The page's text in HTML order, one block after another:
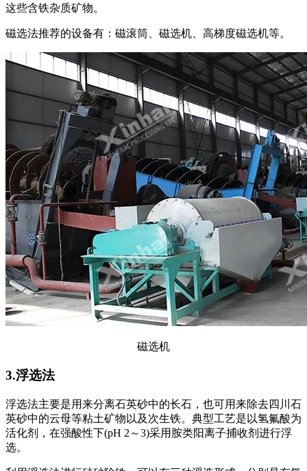
这些含铁杂质矿物。
磁选法推荐的设备有：磁滚筒、磁选机、高梯度磁选机等。
磁选机
3.浮选法
浮选法主要是用来分离石英砂中的长石，也可用来除去四川石
英砂中的云母等粘土矿物以及次生铁。典型工艺是以氢氟酸为
活化剂，在强酸性下(pH 2～3)采用胺类阳离子捕收剂进行浮
选。